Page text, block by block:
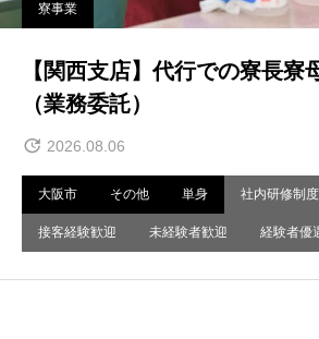
寮事業
【関西支店】代行での寮長寮
（業務委託）
2026.08.06
大阪市 その他 単身 社内研修制
接客経験歓迎 未経験者歓迎 経験者優